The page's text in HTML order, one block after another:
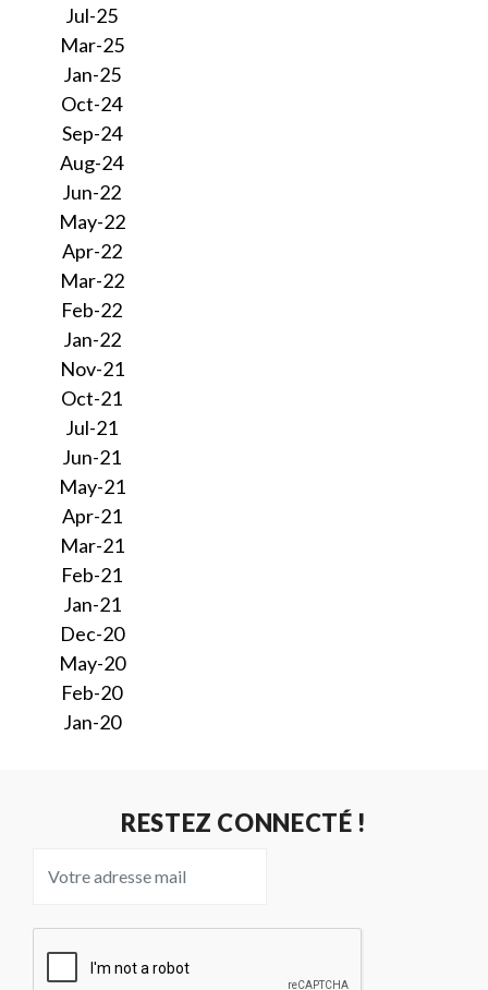
Jul-25
Mar-25
Jan-25
Oct-24
Sep-24
Aug-24
Jun-22
May-22
Apr-22
Mar-22
Feb-22
Jan-22
Nov-21
Oct-21
Jul-21
Jun-21
May-21
Apr-21
Mar-21
Feb-21
Jan-21
Dec-20
May-20
Feb-20
Jan-20
RESTEZ CONNECTÉ !